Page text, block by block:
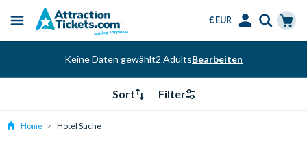
Menu
€ EUR
LanguageMenu
Sort Filter
Keine Daten gewählt2 AdultsBearbeiten
Home Hotel Suche